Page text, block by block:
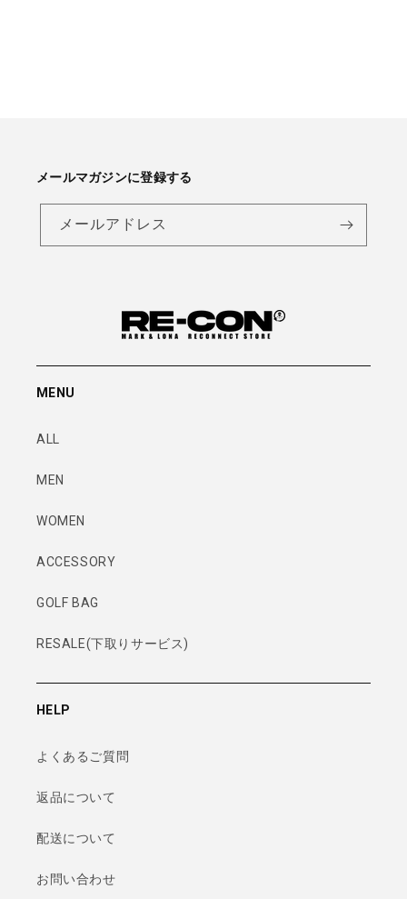
メールマガジンに登録する
メールアドレス
MENU
ALL
MEN
WOMEN
ACCESSORY
GOLF BAG
RESALE(下取りサービス)
HELP
よくあるご質問
返品について
配送について
お問い合わせ